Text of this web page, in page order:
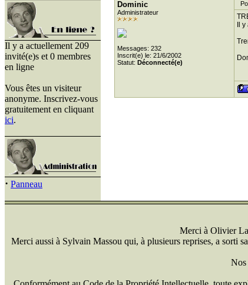
Il y a actuellement 209
invité(e)s et 0 membres
en ligne
Vous êtes un visiteur
anonyme. Inscrivez-vous
gratuitement en cliquant
ici.
· Panneau
Dominic
Administrateur
Messages: 232
Inscrit(e) le: 21/6/2002
Statut: Déconnecté(e)
Il
Merci à Olivier
Merci aussi à Sylvain Massou qui, à plusieurs reprises, a sorti
Nos